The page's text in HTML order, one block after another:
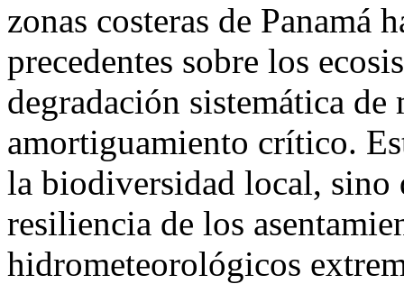
zonas costeras de Panamá
precedentes sobre los
degradación sistemática de
amortiguamiento crítico.
la biodiversidad local, sino
resiliencia de los
hidrometeorológicos